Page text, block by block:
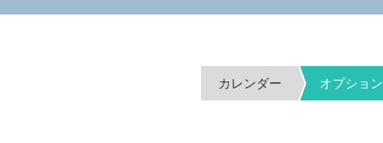
カレンダー オプション